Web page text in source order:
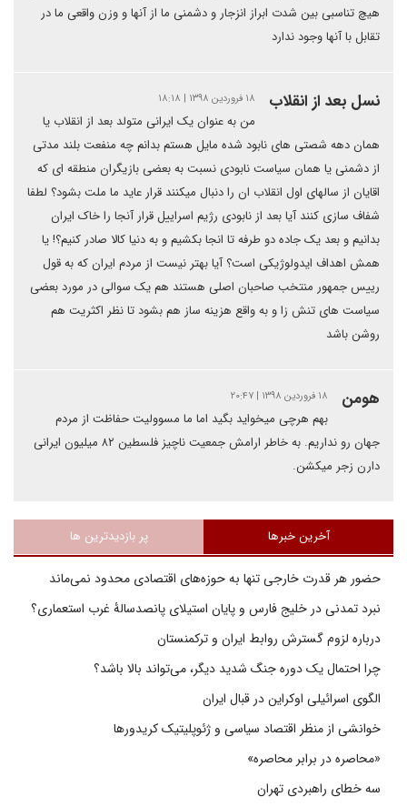
هیچ تناسبی بین شدت ابراز انزجار و دشمنی ما از آنها و وزن واقعی ما در
تقابل با آنها وجود ندارد
نسل بعد از انقلاب ۱۸ فروردین ۱۳۹۸ | ۱۸:۱۸
من به عنوان یک ایرانی متولد بعد از انقلاب یا
همان دهه شصتی های نابود شده مایل هستم بدانم چه منفعت بلند مدتی
از دشمنی یا همان سیاست نابودی نسبت به بعضی بازیگران منطقه ای که
اقایان از سالهای اول انقلاب ان را دنبال میکنند قرار عاید ما ملت بشود؟ لطفا
شفاف سازی کنند آیا بعد از نابودی رژیم اسراییل قرار آنجا را خاک ایران
بدانیم و بعد یک جاده دو طرفه تا انجا بکشیم و به دنیا کالا صادر کنیم؟! یا
همش اهداف ایدولوژیکی است؟ آیا بهتر نیست از مردم ایران که به قول
رییس جمهور منتخب صاحبان اصلی هستند هم یک سوالی در مورد بعضی
سیاست های تنش زا و به واقع هزینه ساز هم بشود تا نظر اکثریت هم
روشن باشد
هومن ۱۸ فروردین ۱۳۹۸ | ۲۰:۴۷
بهم هرچی میخواید بگید اما ما مسوولیت حفاظت از مردم
جهان رو نداریم. به خاطر ارامش جمعیت ناچیز فلسطین ۸۲ میلیون ایرانی
دارن زجر میکشن.
آخرین خبرها پر بازدیدترین ها
حضور هر قدرت خارجی تنها به حوزه‌های اقتصادی محدود نمی‌ماند
نبرد تمدنی در خلیج فارس و پایان استیلای پانصدسالۀ غرب استعماری؟
درباره لزوم گسترش روابط ایران و ترکمنستان
چرا احتمال یک دوره جنگ شدید دیگر، می‌تواند بالا باشد؟
الگوی اسرائیلی اوکراین در قبال ایران
خوانشی از منظر اقتصاد سیاسی و ژئوپلیتیک کریدورها
«محاصره در برابر محاصره»
سه خطای راهبردی تهران